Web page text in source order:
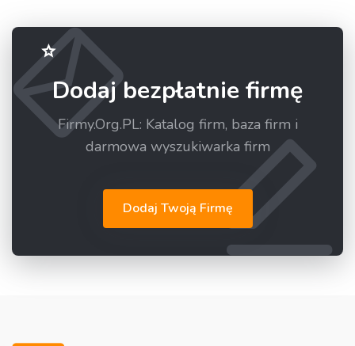
Dodaj bezpłatnie firmę
Firmy.Org.PL: Katalog firm, baza firm i
darmowa wyszukiwarka firm
Dodaj Twoją Firmę